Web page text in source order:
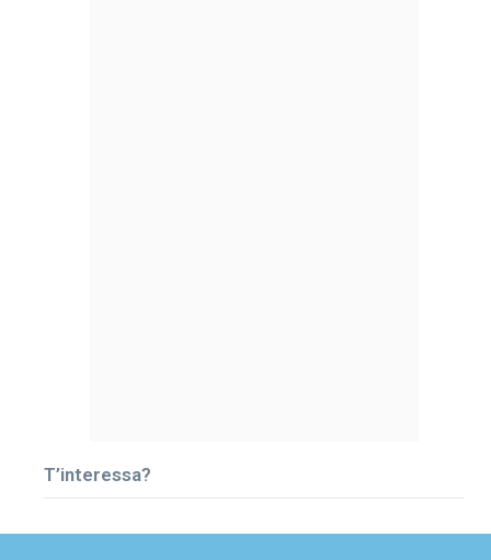
T’interessa?